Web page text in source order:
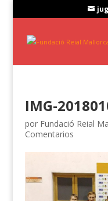
IMG-
por Fundació Reial
Comentarios